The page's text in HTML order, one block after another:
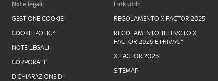
Note legali:
GESTIONE COOKIE
COOKIE POLICY
NOTE LEGALI
CORPORATE
DICHIARAZIONE DI
Link utili:
REGOLAMENTO X FACTOR 2025
REGOLAMENTO TELEVOTO X
FACTOR 2025 E PRIVACY
X FACTOR 2025
SITEMAP